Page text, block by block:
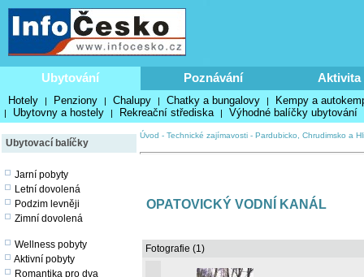
Ubytování Poznávání Aktivita
Hotely | Penziony | Chalupy | Chatky a bungalovy | Kempy a
| Ubytovny a hostely | Rekreační střediska | Výhodné balíčky ubytování
Ubytovací balíčky
Jarní pobyty
Letní dovolená
Podzim levněji
Zimní dovolená
Wellness pobyty
Aktivní pobyty
Romantika pro dva
Úvod - Technické zajímavosti - Pardubicko, Chrudimsko a
OPATOVICKÝ VODNÍ KANÁL
Fotografie (1)